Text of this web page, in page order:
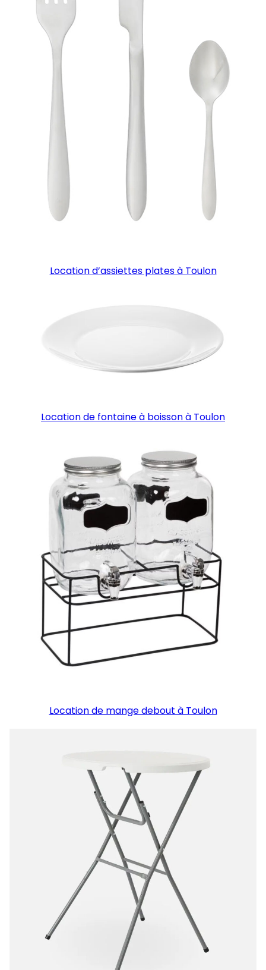
Location d’assiettes plates à Toulon
Location de fontaine à boisson à Toulon
Location de mange debout à Toulon